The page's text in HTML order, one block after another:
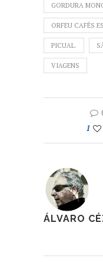
GORDURA
ORFEU CAFÉS
PICUAL.
VIAGENS
1
ÁLVARO